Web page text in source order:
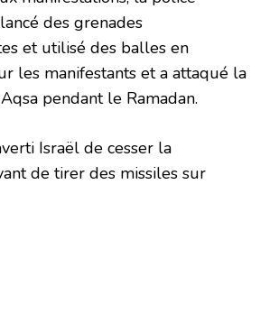
des grenades
et utilisé des balles en
les manifestants et a attaqué la
pendant le Ramadan.
Israël de cesser la
de tirer des missiles sur